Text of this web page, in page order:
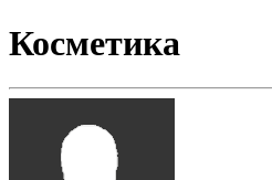
Косметика